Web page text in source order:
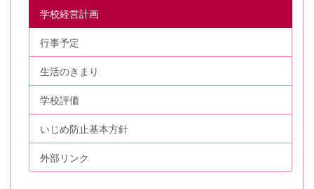
学校経営計画
行事予定
生活のきまり
学校評価
いじめ防止基本方針
外部リンク